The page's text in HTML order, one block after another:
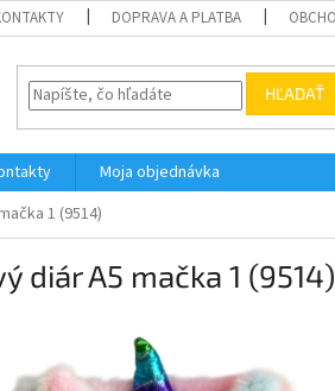
DOPRAVA A PLATBA
HĽADAŤ
Moja objednávka
1 (9514)
diár A5 mačka 1 (9514)